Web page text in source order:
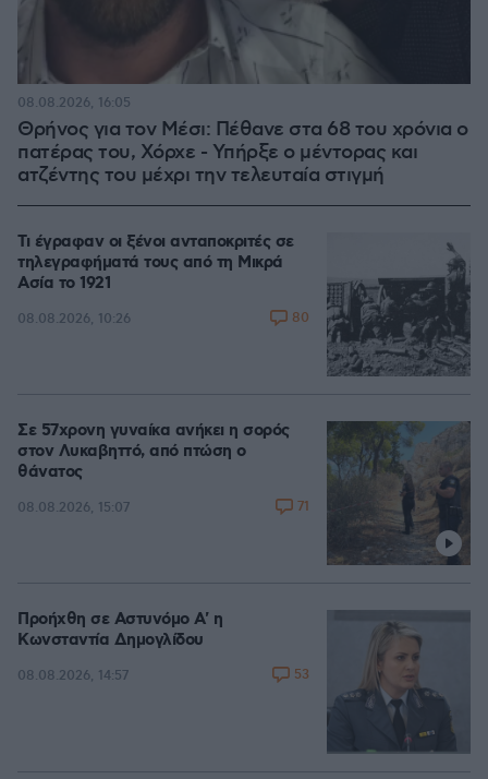
Θρήνος για τον Μέσι: Πέθανε στα 68 του χρόνια ο
πατέρας του, Χόρχε - Υπήρξε ο μέντορας και
ατζέντης του μέχρι την τελευταία στιγμή
08.08.2026, 16:05
Τι έγραφαν οι ξένοι ανταποκριτές σε
τηλεγραφήματά τους από τη Μικρά
Ασία το 1921
08.08.2026, 10:26 80
Σε 57χρονη γυναίκα ανήκει η σορός
στον Λυκαβηττό, από πτώση ο
θάνατος
08.08.2026, 15:07 71
Προήχθη σε Αστυνόμο Α' η
Κωνσταντία Δημογλίδου
08.08.2026, 14:57 53